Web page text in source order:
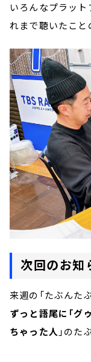
いろんなプラット
れまで聴いたこと
次回のお知
来週の「たぶんた
ずっと語尾に「グ
ちゃった人 」のた